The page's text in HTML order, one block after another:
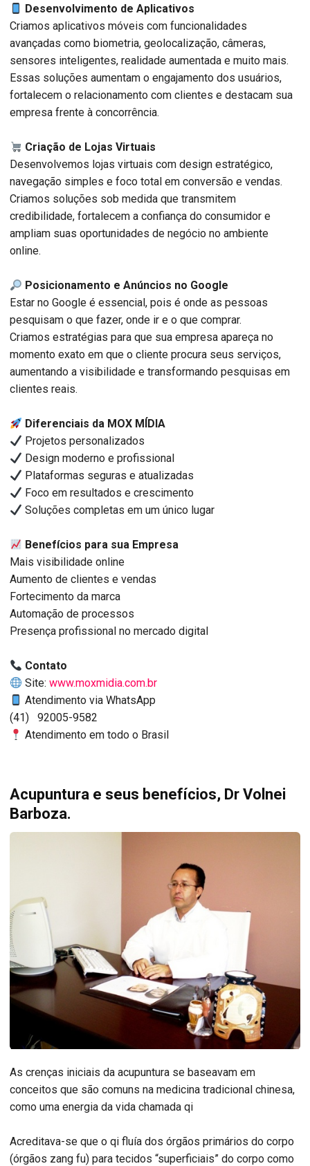
Desenvolvimento de Aplicativos
Criamos aplicativos móveis com funcionalidades
avançadas como biometria, geolocalização, câmeras,
sensores inteligentes, realidade aumentada e muito mais.
Essas soluções aumentam o engajamento dos usuários,
fortalecem o relacionamento com clientes e destacam sua
empresa frente à concorrência.
Criação de Lojas Virtuais
Desenvolvemos lojas virtuais com design estratégico,
navegação simples e foco total em conversão e vendas.
Criamos soluções sob medida que transmitem
credibilidade, fortalecem a confiança do consumidor e
ampliam suas oportunidades de negócio no ambiente
online.
Posicionamento e Anúncios no Google
Estar no Google é essencial, pois é onde as pessoas
pesquisam o que fazer, onde ir e o que comprar.
Criamos estratégias para que sua empresa apareça no
momento exato em que o cliente procura seus serviços,
aumentando a visibilidade e transformando pesquisas em
clientes reais.
Diferenciais da MOX MÍDIA
Projetos personalizados
Design moderno e profissional
Plataformas seguras e atualizadas
Foco em resultados e crescimento
Soluções completas em um único lugar
Benefícios para sua Empresa
Mais visibilidade online
Aumento de clientes e vendas
Fortecimento da marca
Automação de processos
Presença profissional no mercado digital
Contato
Site:www.moxmidia.com.br
Atendimento via WhatsApp
(41) 92005-9582
Atendimento em todo o Brasil
Acupuntura e seus benefícios, Dr Volnei
Barboza.
As crenças iniciais da acupuntura se baseavam em
conceitos que são comuns na medicina tradicional chinesa,
como uma energia da vida chamada qi
Acreditava-se que o qi fluía dos órgãos primários do corpo
(órgãos zang fu) para tecidos “superficiais” do corpo como